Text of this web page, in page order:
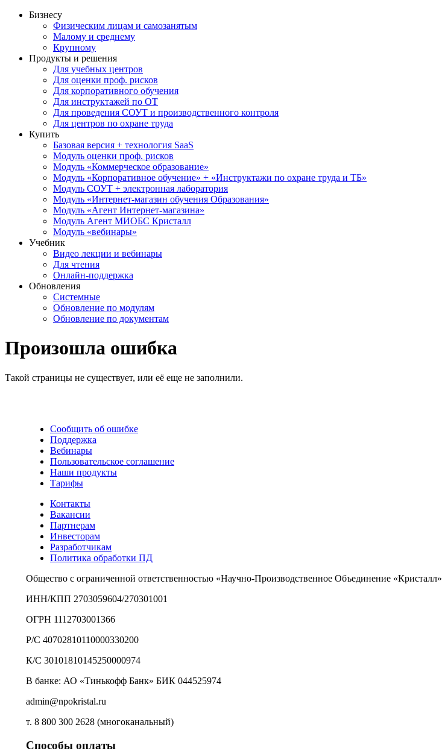
Бизнесу
Физическим лицам и самозанятым
Малому и среднему
Крупному
Продукты и решения
Для учебных центров
Для оценки проф. рисков
Для корпоративного обучения
Для инструктажей по ОТ
Для проведения СОУТ и производственного контроля
Для центров по охране труда
Купить
Базовая версия + технология SaaS
Модуль оценки проф. рисков
Модуль «Коммерческое образование»
Модуль «Корпоративное обучение» + «Инструктажи по охране труда и ТБ»
Модуль СОУТ + электронная лаборатория
Модуль «Интернет-магазин обучения Образования»
Модуль «Агент Интернет-магазина»
Модуль Агент МИОБС Кристалл
Модуль «вебинары»
Учебник
Видео лекции и вебинары
Для чтения
Онлайн-поддержка
Обновления
Системные
Обновление по модулям
Обновление по документам
Произошла ошибка
Такой страницы не существует, или её еще не заполнили.
Сообщить об ошибке
Поддержка
Вебинары
Пользовательское соглашение
Наши продукты
Тарифы
Контакты
Вакансии
Партнерам
Инвесторам
Разработчикам
Политика обработки ПД
Общество с ограниченной ответственностью «Научно-Производственное Объединение «Кристалл»
ИНН/КПП 2703059604/270301001
ОГРН 1112703001366
Р/С 40702810110000330200
К/С 30101810145250000974
В банке: АО «Тинькофф Банк» БИК 044525974
admin@npokristal.ru
т. 8 800 300 2628 (многоканальный)
Способы оплаты